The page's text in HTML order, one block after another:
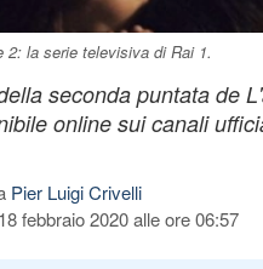
2: la serie televisiva di Rai 1.
seconda puntata de
online sui canali
Pier Luigi Crivelli
febbraio 2020 alle ore 06:57